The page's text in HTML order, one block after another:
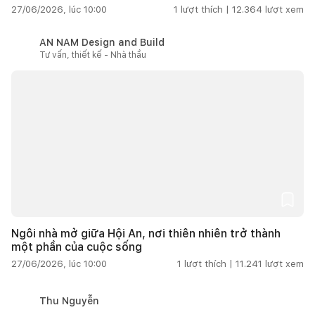
27/06/2026, lúc 10:00 1 lượt thích | 12.364 lượt xem
AN NAM Design and Build
Tư vấn, thiết kế - Nhà thầu
Ngôi nhà mở giữa Hội An, nơi thiên nhiên trở thành
một phần của cuộc sống
27/06/2026, lúc 10:00 1 lượt thích | 11.241 lượt xem
Thu Nguyễn